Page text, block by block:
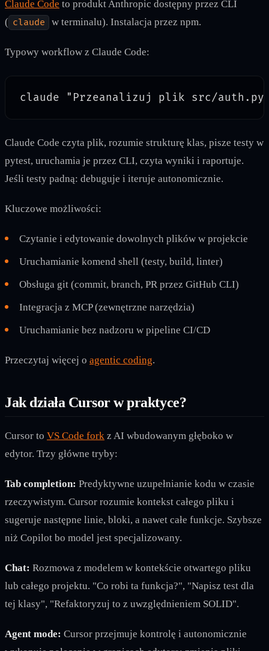
Claude Code to produkt Anthropic dostępny przez CLI
( claude w terminalu). Instalacja przez npm.
Typowy workflow z Claude Code:
Claude Code czyta plik, rozumie strukturę klas, pisze testy w
pytest, uruchamia je przez CLI, czyta wyniki i raportuje.
Jeśli testy padną: debuguje i iteruje autonomicznie.
Kluczowe możliwości:
Czytanie i edytowanie dowolnych plików w projekcie
Uruchamianie komend shell (testy, build, linter)
Obsługa git (commit, branch, PR przez GitHub CLI)
Integracja z MCP (zewnętrzne narzędzia)
Uruchamianie bez nadzoru w pipeline CI/CD
Przeczytaj więcej o agentic coding.
Jak działa Cursor w praktyce?
Cursor to VS Code fork z AI wbudowanym głęboko w
edytor. Trzy główne tryby:
Tab completion: Predyktywne uzupełnianie kodu w czasie
rzeczywistym. Cursor rozumie kontekst całego pliku i
sugeruje następne linie, bloki, a nawet całe funkcje. Szybsze
niż Copilot bo model jest specjalizowany.
Chat: Rozmowa z modelem w kontekście otwartego pliku
lub całego projektu. "Co robi ta funkcja?", "Napisz test dla
tej klasy", "Refaktoryzuj to z uwzględnieniem SOLID".
Agent mode: Cursor przejmuje kontrolę i autonomicznie